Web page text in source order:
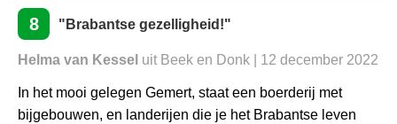
8 "Brabantse gezelligheid!"
Helma van Kessel uit Beek en Donk | 12 december 2022
In het mooi gelegen Gemert, staat een boerderij met
bijgebouwen, en landerijen die je het Brabantse leven